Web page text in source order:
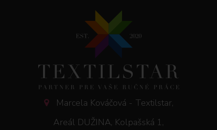
Marcela Kováčová - Textilstar,
Areál DUŽINA, Kolpašská 1,